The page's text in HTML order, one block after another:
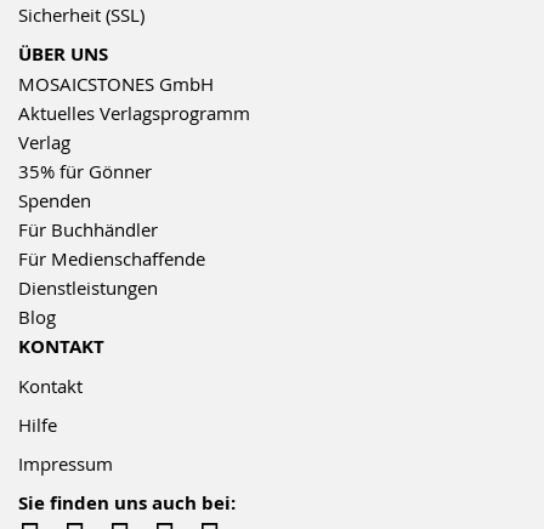
Sicherheit (SSL)
ÜBER UNS
MOSAICSTONES GmbH
Aktuelles Verlagsprogramm
Verlag
35% für Gönner
Spenden
Für Buchhändler
Für Medienschaffende
Dienstleistungen
Blog
KONTAKT
Kontakt
Hilfe
Impressum
Sie finden uns auch bei: